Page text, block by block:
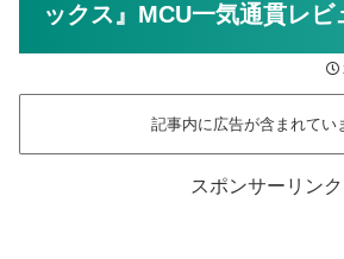
ックス』MCU一気通貫レビ
記事内に広告が含まれてい
スポンサーリンク